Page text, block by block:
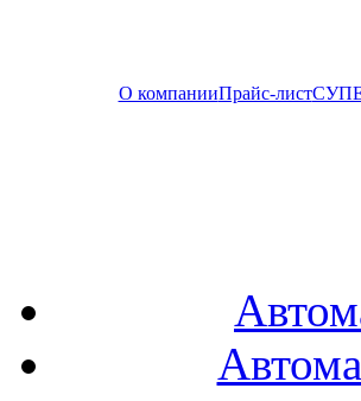
О компанииПрайс-лист